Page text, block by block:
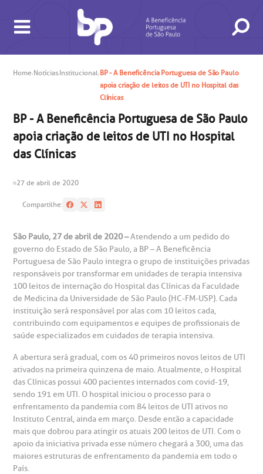
CONSULTAS E EXAMES
de consultas e exames
in antecipado
de exames
SAC
A BP conta com você para melhorar sempre a qualidade do
atendimento e dos serviços prestados.
A Ouvidoria e SAC são canais para você, cliente da BP, tirar
suas dúvidas, registrar suas reclamações ou fazer elogios
relacionados ao nosso atendimento e aos nossos serviços.
Horário de atendimento: 2ª a 6ª feira das 7h às 18h
ouvidoria@bp.org.br
Fale Conosco
CONHEÇA AS UNIDADES
Saiba mais
Rua Maestro Cardim, 769
CEP: 01323-001 | Bela Vista
São Paulo - SP
e Pesquisa
do médico
de conduta
Financeiras
social da BP
corporativa
social
Telemedicina BP
de atendimento
de Infarto SUS
socorro
de cópia de prontuário médico
de orçamento particular
de Oncologia e Hematologia
de Excelência em Neurologia e
de Excelência em Ortopedia
especialidades
Home NotíciasInstitucional BP - A Beneficência Portuguesa de São Paulo
apoia criação de leitos de UTI no Hospital das
Clínicas
BP - A Beneficência Portuguesa de São Paulo
apoia criação de leitos de UTI no Hospital
das Clínicas
27 de abril de 2020
Compartilhe:
São Paulo, 27 de abril de 2020 –Atendendo a um pedido do
governo do Estado de São Paulo, a BP – A Beneficência
Portuguesa de São Paulo integra o grupo de instituições privadas
responsáveis por transformar em unidades de terapia intensiva
100 leitos de internação do Hospital das Clínicas da Faculdade
de Medicina da Universidade de São Paulo (HC-FM-USP). Cada
instituição será responsável por alas com 10 leitos cada,
contribuindo com equipamentos e equipes de profissionais de
saúde especializados em cuidados de terapia intensiva.
A abertura será gradual, com os 40 primeiros novos leitos de UTI
ativados na primeira quinzena de maio. Atualmente, o Hospital
das Clínicas possui 400 pacientes internados com covid-19,
sendo 191 em UTI. O hospital iniciou o processo para o
enfrentamento da pandemia com 84 leitos de UTI ativos no
Instituto Central, ainda em março. Desde então a capacidade
mais que dobrou para atingir os atuais 200 leitos de UTI. Com o
apoio da iniciativa privada esse número chegará a 300, uma das
maiores estruturas de enfrentamento da pandemia em todo o
País.